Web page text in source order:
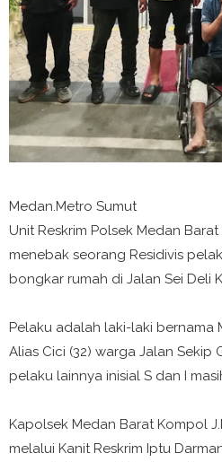
Medan.Metro Sumut
Unit Reskrim Polsek Medan
menebak seorang Residivis
bongkar rumah di Jalan Sei Deli
Pelaku adalah laki-laki bernama
Alias Cici (32) warga Jalan Sekip
pelaku lainnya inisial S dan I
Kapolsek Medan Barat Kompol
melalui Kanit Reskrim Iptu